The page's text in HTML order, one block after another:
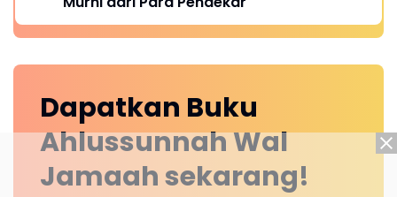
Dapatkan Buku
Ahlussunnah Wal
Jamaahsekarang!